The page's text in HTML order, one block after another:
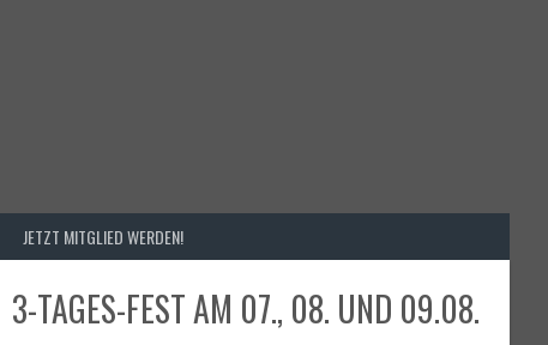
JETZT MITGLIED WERDEN!
3-TAGES-FEST AM 07., 08. UND 09.08.